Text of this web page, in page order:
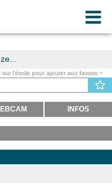
sur l'étoile pour ajouter aux favoris
INFOS